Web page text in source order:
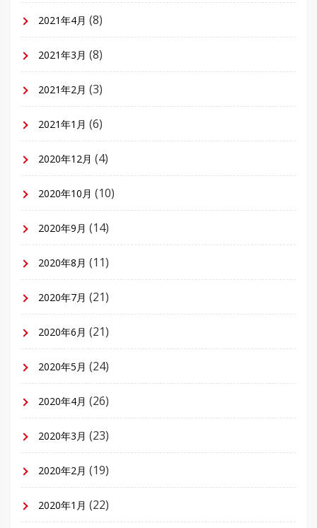
2021年4月 (8)
2021年3月 (8)
2021年2月 (3)
2021年1月 (6)
2020年12月 (4)
2020年10月 (10)
2020年9月 (14)
2020年8月 (11)
2020年7月 (21)
2020年6月 (21)
2020年5月 (24)
2020年4月 (26)
2020年3月 (23)
2020年2月 (19)
2020年1月 (22)